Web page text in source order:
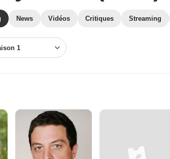
News Vidéos Critiques Streaming
1